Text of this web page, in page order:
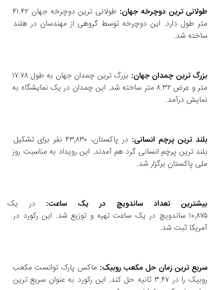
طولانی‌ ترین دوچرخه جهان:
متر طول دارد. این دوچرخه توسط گروهی از مهندسان در هلند
ساخته شد.
بزرگ‌ ترین چمدان جهان:
متر و عرض ۸.۳۲ متر ساخته شد. این چمدان در یک نمایشگاه به
نمایش درآمد.
بلند ترین پرچم انسانی:
در پاکستان، ۴۳,۸۳۰ نفر برای تشکیل
بلند ترین پرچم انسانی گرد هم آمدند. این رویداد به مناسبت روز
ملی پاکستان برگزار شد.
بیشترین تعداد ساندویچ در یک ساعت: در یک
۱۰,۸۷۵ ساندویچ در یک ساعت تهیه و توزیع شد. این رکورد در
آمریکا ثبت شد.
سریع‌ ترین زمان حل مکعب روبیک:
ماکس پارک توانست مکعب
روبیک را در ۳.۴۷ ثانیه حل کند. این رکورد به عنوان سریع‌ ترین